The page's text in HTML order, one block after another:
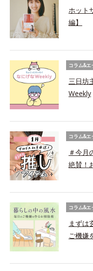
ホット
編】
コラム&エ
三日坊
Weekly
コラム&エ
＃今月
絶賛！
コラム&エ
まずは
ご機嫌